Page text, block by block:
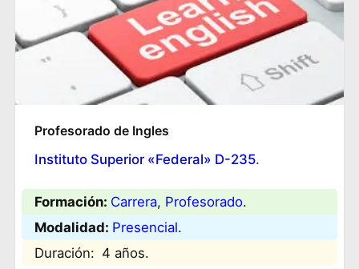
Profesorado de Ingles
Instituto Superior «Federal» D-235.
Formación: Carrera, Profesorado.
Modalidad: Presencial.
Duración: 4 años.